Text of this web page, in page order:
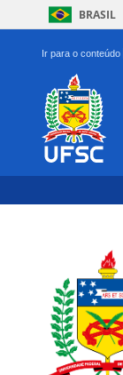
BRASIL
Ir para o conteúdo